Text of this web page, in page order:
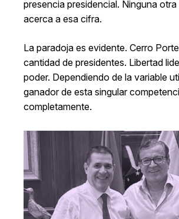
presencia presidencial. Ninguna
acerca a esa cifra.
La paradoja es evidente. Cerro
cantidad de presidentes. Libertad
poder. Dependiendo de la variable
ganador de esta singular
completamente.